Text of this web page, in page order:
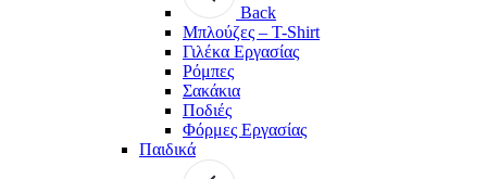
Back
Μπλούζες – T-Shirt
Γιλέκα Εργασίας
Ρόμπες
Σακάκια
Ποδιές
Φόρμες Εργασίας
Παιδικά